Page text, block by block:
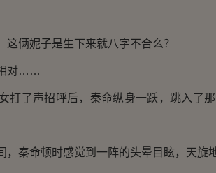
俩妮子是生下来就八字不合么？
对……
了声招呼后，秦命纵身一跃，跳入了那
秦命顿时感觉到一阵的头晕目眩，天旋地